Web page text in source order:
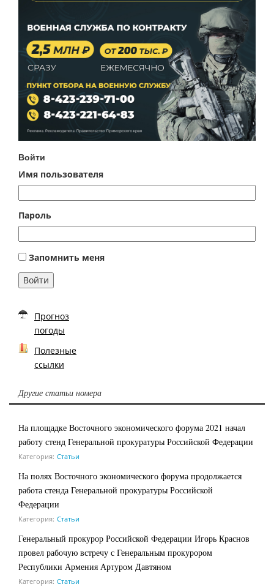
Войти
Имя пользователя
Пароль
Запомнить меня
Войти
Прогноз
погоды
Полезные
ссылки
Другие статьи номера
На площадке Восточного экономического форума 2021 начал
работу стенд Генеральной прокуратуры Российской Федерации
Категория: Статьи
На полях Восточного экономического форума продолжается
работа стенда Генеральной прокуратуры Российской
Федерации
Категория: Статьи
Генеральный прокурор Российской Федерации Игорь Краснов
провел рабочую встречу с Генеральным прокурором
Республики Армения Артуром Давтяном
Категория: Статьи